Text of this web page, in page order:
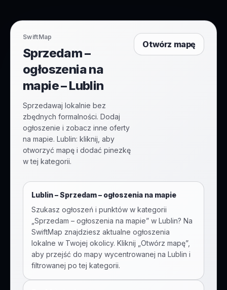
SwiftMap
Sprzedam –
ogłoszenia na
mapie – Lublin
Sprzedawaj lokalnie bez
zbędnych formalności. Dodaj
ogłoszenie i zobacz inne oferty
na mapie. Lublin: kliknij, aby
otworzyć mapę i dodać pinezkę
w tej kategorii.
Otwórz mapę
Lublin–Sprzedam – ogłoszenia na mapie
Szukasz ogłoszeń i punktów w kategorii
Sprzedam – ogłoszenia na mapie” w Lublin? Na
SwiftMap znajdziesz aktualne ogłoszenia
lokalne w Twojej okolicy. Kliknij „Otwórz mapę”,
aby przejść do mapy wycentrowanej na Lublin i
filtrowanej po tej kategorii.